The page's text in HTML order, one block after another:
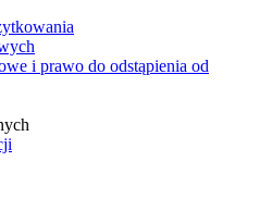
i prawo do odstąpienia od